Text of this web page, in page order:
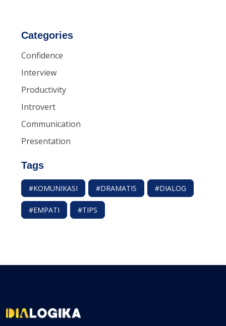
Categories
Confidence
Interview
Productivity
Introvert
Communication
Presentation
Tags
#KOMUNIKASI #DRAMATIS #DIALOG
#EMPATI #TIPS